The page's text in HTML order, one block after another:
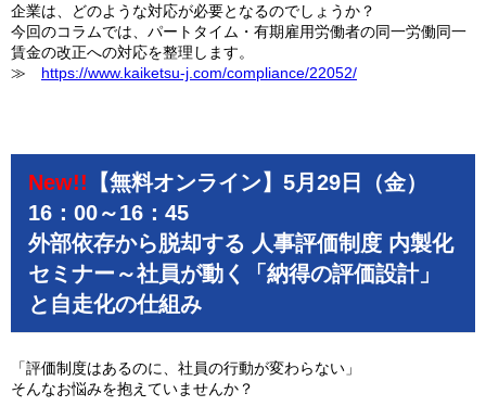
企業は、どのような対応が必要となるのでしょうか？
今回のコラムでは、パートタイム・有期雇用労働者の同一労働同一
賃金の改正への対応を整理します。
≫ https://www.kaiketsu-j.com/compliance/22052/
New!! 【無料オンライン】5月29日（金）
16：00～16：45
外部依存から脱却する 人事評価制度 内製化
セミナー～社員が動く「納得の評価設計」
と自走化の仕組み
「評価制度はあるのに、社員の行動が変わらない」
そんなお悩みを抱えていませんか？